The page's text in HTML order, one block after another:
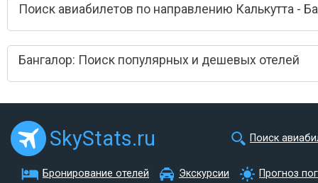
Поиск авиабилетов по направлению Калькутта -
Бангалор: Поиск популярных и дешевых отелей
SkyStats.ru Поиск
Бронирование отелей Экскурсии Прогноз